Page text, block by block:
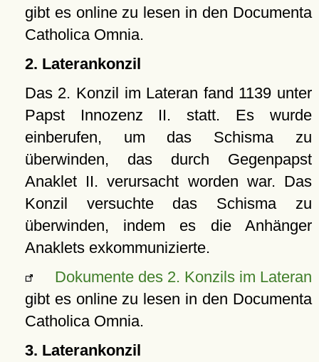
gibt es online zu lesen in den Documenta
Catholica Omnia.
2. Laterankonzil
Das 2. Konzil im Lateran fand 1139 unter
Papst Innozenz II. statt. Es wurde
einberufen, um das Schisma zu
überwinden, das durch Gegenpapst
Anaklet II. verursacht worden war. Das
Konzil versuchte das Schisma zu
überwinden, indem es die Anhänger
Anaklets exkommunizierte.
Dokumente des 2. Konzils im Lateran
gibt es online zu lesen in den Documenta
Catholica Omnia.
3. Laterankonzil